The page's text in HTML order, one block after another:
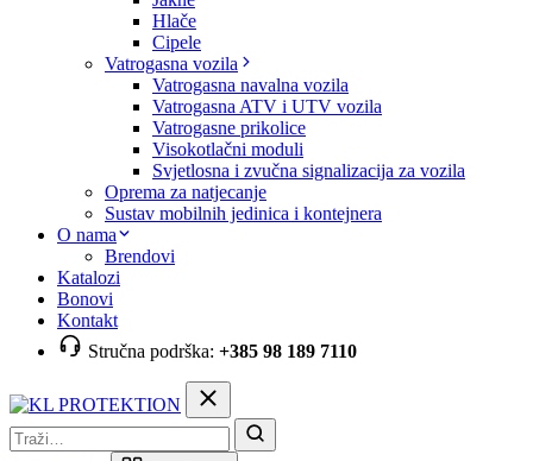
Hlače
Cipele
Vatrogasna vozila
Vatrogasna navalna vozila
Vatrogasna ATV i UTV vozila
Vatrogasne prikolice
Visokotlačni moduli
Svjetlosna i zvučna signalizacija za vozila
Oprema za natjecanje
Sustav mobilnih jedinica i kontejnera
O nama
Brendovi
Katalozi
Bonovi
Kontakt
Stručna podrška: +385 98 189 7110
Pretraga